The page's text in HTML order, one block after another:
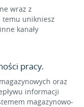
wraz z
temu unikniesz
kanały
pracy.
oraz
informacji
magazynowo-